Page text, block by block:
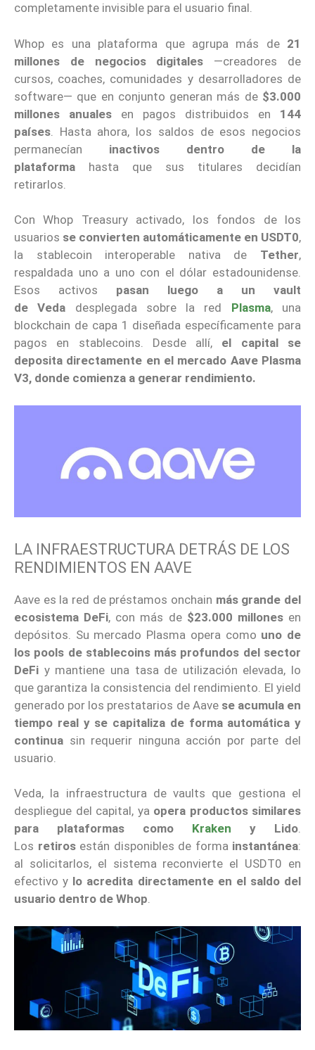
completamente invisible para el usuario final.
Whop es una plataforma que agrupa más de 21
millones de negocios digitales —creadores de
cursos, coaches, comunidades y desarrolladores de
software— que en conjunto generan más de$3.000
millones anuales en pagos distribuidos en 144
países . Hasta ahora, los saldos de esos negocios
permanecían inactivos dentro de la
plataforma hasta que sus titulares decidían
retirarlos.
Con Whop Treasury activado, los fondos de los
usuarios se convierten automáticamente en USDT0,
la stablecoin interoperable nativa de Tether,
respaldada uno a uno con el dólar estadounidense.
Esos activos pasan luego a un vault
de
Veda desplegada sobre la red Plasma, una
blockchain de capa 1 diseñada específicamente para
pagos en stablecoins. Desde allí, el capital se
deposita directamente en el mercado Aave Plasma
V3, donde comienza a generar rendimiento.
LA INFRAESTRUCTURA DETRÁS DE LOS
RENDIMIENTOS EN AAVE
Aave es la red de préstamos onchain más grande del
ecosistema DeFi, con más de$23.000 millonesen
depósitos. Su mercado Plasma opera como uno de
los pools de stablecoins más profundos del sector
DeFi y mantiene una tasa de utilización elevada, lo
que garantiza la consistencia del rendimiento. El yield
generado por los prestatarios de Aave se acumula en
tiempo real y se capitaliza de forma automática y
continua sin requerir ninguna acción por parte del
usuario.
Veda, la infraestructura de vaults que gestiona el
despliegue del capital, ya opera productos similares
para plataformas como Kraken y Lido.
Los retiros están disponibles de forma instantánea:
al solicitarlos, el sistema reconvierte el USDT0 en
efectivo y lo acredita directamente en el saldo del
usuario dentro de Whop.